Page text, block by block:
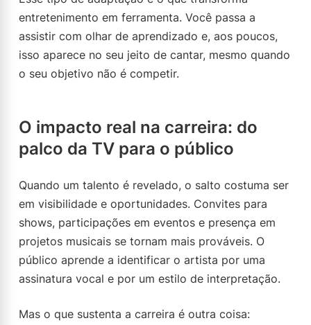
entretenimento em ferramenta. Você passa a
assistir com olhar de aprendizado e, aos poucos,
isso aparece no seu jeito de cantar, mesmo quando
o seu objetivo não é competir.
O impacto real na carreira: do
palco da TV para o público
Quando um talento é revelado, o salto costuma ser
em visibilidade e oportunidades. Convites para
shows, participações em eventos e presença em
projetos musicais se tornam mais prováveis. O
público aprende a identificar o artista por uma
assinatura vocal e por um estilo de interpretação.
Mas o que sustenta a carreira é outra coisa: